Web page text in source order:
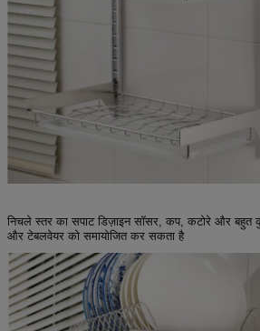
निचले स्तर का सपाट डिज़ाइन सॉसर, कप, कटोरे और बहुत
और टेबलवेयर को समायोजित कर सकता है